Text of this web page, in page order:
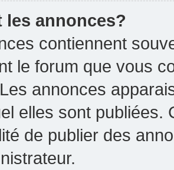
les annonces?
contiennent
le forum que vous
annonces
elles sont publiées.
de publier des